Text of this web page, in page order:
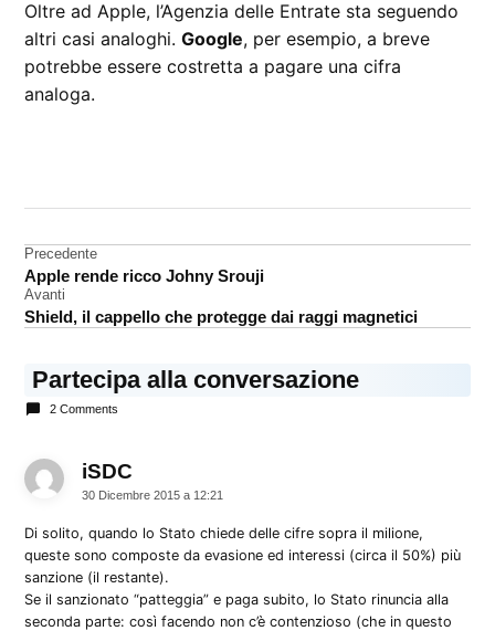
Oltre ad Apple, l’Agenzia delle Entrate sta seguendo
altri casi analoghi.Google, per esempio, a breve
potrebbe essere costretta a pagare una cifra
analoga.
tasse
Navigazione
articoli
Precedente
Apple rende ricco Johny Srouji
Avanti
Shield, il cappello che protegge dai raggi magnetici
Partecipa alla conversazione
2 Comments
iSDC
30 Dicembre 2015 a 12:21
Di solito, quando lo Stato chiede delle cifre sopra il milione,
queste sono composte da evasione ed interessi (circa il 50%) più
sanzione (il restante).
Se il sanzionato “patteggia” e paga subito, lo Stato rinuncia alla
seconda parte: così facendo non c’è contenzioso (che in questo